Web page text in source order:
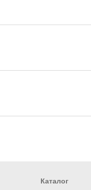
Каталог